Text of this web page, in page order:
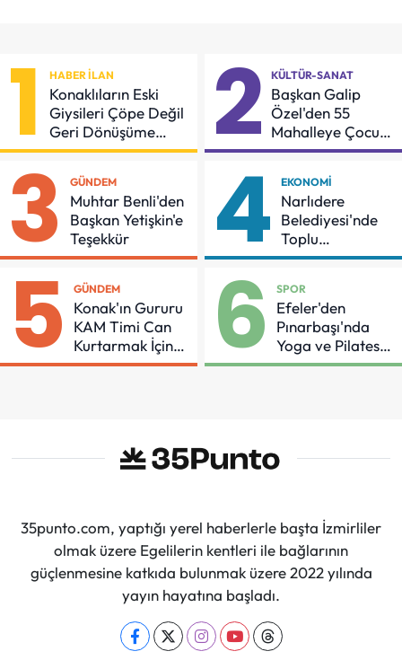
1 HABER İLAN
Konaklıların Eski
Giysileri Çöpe Değil
Geri Dönüşüme
Gidiyor
2 KÜLTÜR-SANAT
Başkan Galip
Özel'den 55
Mahalleye Çocuk
Şenliği
3 GÜNDEM
Muhtar Benli'den
Başkan Yetişkin'e
Teşekkür
4 EKONOMI
Narlıdere
Belediyesi'nde
Toplu
Sözleşmeye
5 GÜNDEM
Konak'ın Gururu
KAM Timi Can
Kurtarmak İçin
Demir Aldı
6 SPOR
Efeler'den
Pınarbaşı'nda
Yoga ve Pilates
Buluşması
35punto.com, yaptığı yerel haberlerle başta İzmirliler
olmak üzere Egelilerin kentleri ile bağlarının
güçlenmesine katkıda bulunmak üzere 2022 yılında
yayın hayatına başladı.